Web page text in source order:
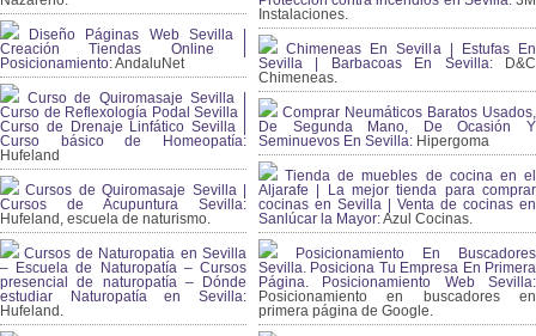
Diseño Páginas Web Sevilla |
Creación Tiendas Online |
Posicionamiento:AndaluNet
Curso de Quiromasaje Sevilla |
Curso de Reflexología Podal Sevilla |
Curso de Drenaje Linfático Sevilla |
Curso básico de Homeopatía:
Hufeland
Cursos de Quiromasaje Sevilla |
Cursos de Acupuntura Sevilla:
Hufeland, escuela de naturismo.
Cursos de Naturopatia en Sevilla
– Escuela de Naturopatía – Cursos
presencial de naturopatía – Dónde
estudiar Naturopatía en Sevilla:
Hufeland.
Instalaciones.
Chimeneas En Sevilla | Estufas En
Sevilla | Barbacoas En Sevilla:D&C
Chimeneas.
Comprar Neumáticos Baratos Usados,
De Segunda Mano, De Ocasión Y
Seminuevos En Sevilla: Hipergoma
Tienda de muebles de cocina en el
Aljarafe | La mejor tienda para comprar
cocinas en Sevilla | Venta de cocinas en
Sanlúcar la Mayor:Azul Cocinas.
Posicionamiento En Buscadores
Sevilla. Posiciona Tu Empresa En Primera
Página. Posicionamiento Web Sevilla:
Posicionamiento en buscadores en
primera página de Google.